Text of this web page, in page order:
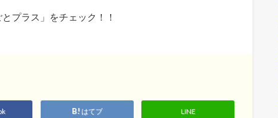
プラス」をチェック！！
はてブ LINE